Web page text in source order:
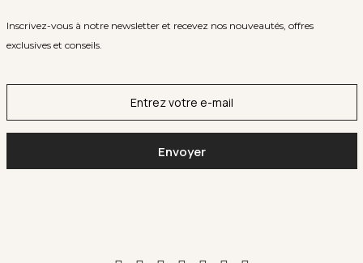
Inscrivez-vous à notre newsletter et recevez nos nouveautés, offres
exclusives et conseils.